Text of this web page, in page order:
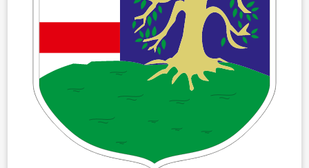
ÖNKORMÁNYZAT
ÜGYINTÉZÉS
KÖZÖSSÉG
HÍREK
VÁLASZTÁSOK